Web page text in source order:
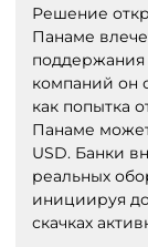
Решение
Панаме
поддержания
компаний он
как попытка
Панаме
USD. Банки
реальных
инициируя
скачках